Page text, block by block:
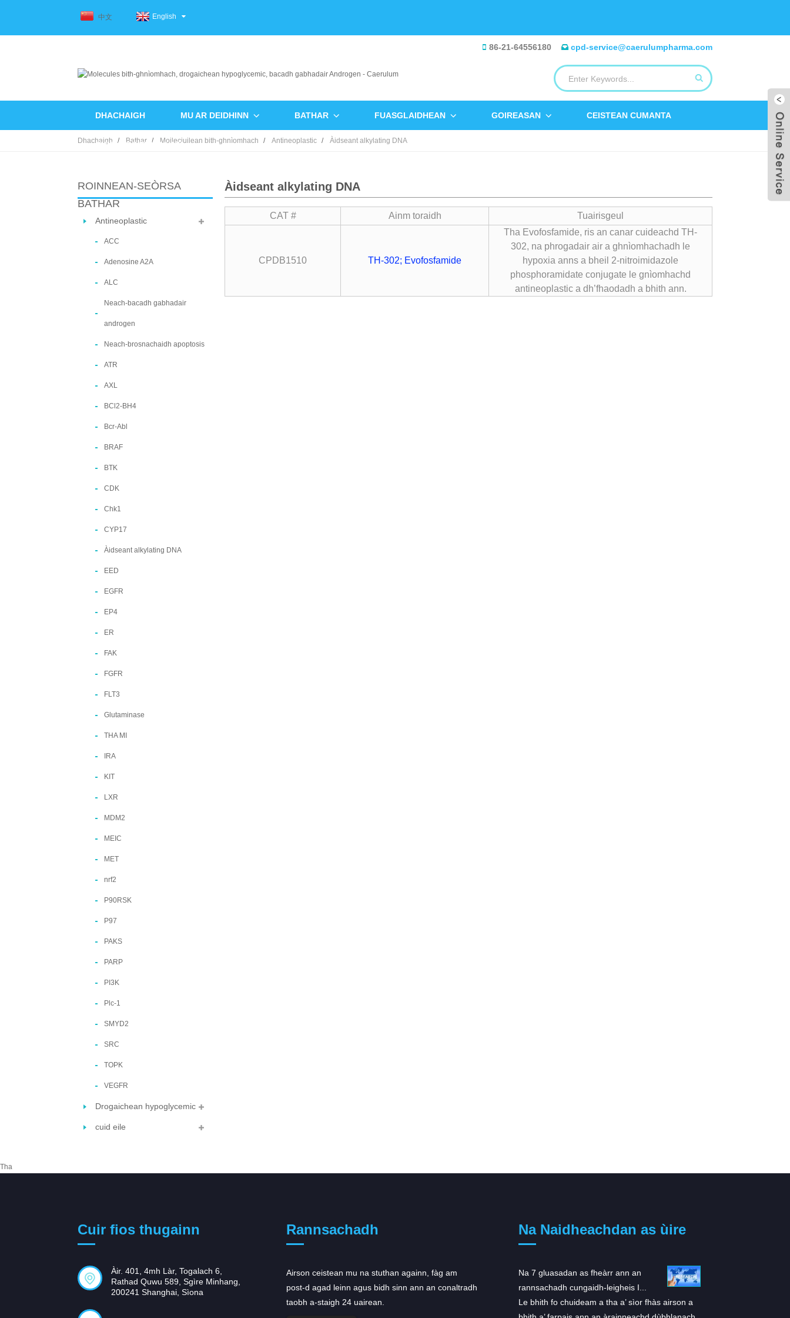
中文 English
86-21-64556180 cpd-service@caerulumpharma.com
DHACHAIGH MU AR DEIDHINN BATHAR FUASGLAIDHEAN GOIREASAN CEISTEAN CUMANTA
CUIR FIOS THUGAINN
Dhachaigh Bathar Moileciuilean bith-ghnìomhach Antineoplastic Àidseant alkylating DNA
ROINNEAN-SEÒRSA
BATHAR
Antineoplastic
ACC
Adenosine A2A
ALC
Neach-bacadh gabhadair
androgen
Neach-brosnachaidh apoptosis
ATR
AXL
BCl2-BH4
Bcr-Abl
BRAF
BTK
CDK
Chk1
CYP17
Àidseant alkylating DNA
EED
EGFR
EP4
ER
FAK
FGFR
FLT3
Glutaminase
THA MI
IRA
KIT
LXR
MDM2
MEIC
MET
nrf2
P90RSK
P97
PAKS
PARP
PI3K
Plc-1
SMYD2
SRC
TOPK
VEGFR
Drogaichean hypoglycemic
cuid eile
Àidseant alkylating DNA
CAT # Ainm toraidh Tuairisgeul
CPDB1510 TH-302; Evofosfamide
Tha Evofosfamide, ris an canar cuideachd TH-
302, na phrogadair air a ghnìomhachadh le
hypoxia anns a bheil 2-nitroimidazole
phosphoramidate conjugate le gnìomhachd
antineoplastic a dh’fhaodadh a bhith ann.
Tha
Cuir fios thugainn
Àir. 401, 4mh Làr, Togalach 6,
Rathad Quwu 589, Sgìre Minhang,
200241 Shanghai, Sìona
Rannsachadh
Airson ceistean mu na stuthan againn, fàg am
post-d agad leinn agus bidh sinn ann an conaltradh
taobh a-staigh 24 uairean.
Na Naidheachdan as ùire
Tha AstraZeneca a’ faighinn
àrdachadh riaghlaidh airson…
Fhuair AstraZeneca àrdachadh dùbailte airson a
Na 7 gluasadan as fheàrr ann an
rannsachadh cungaidh-leigheis I...
Le bhith fo chuideam a tha a’ sìor fhàs airson a